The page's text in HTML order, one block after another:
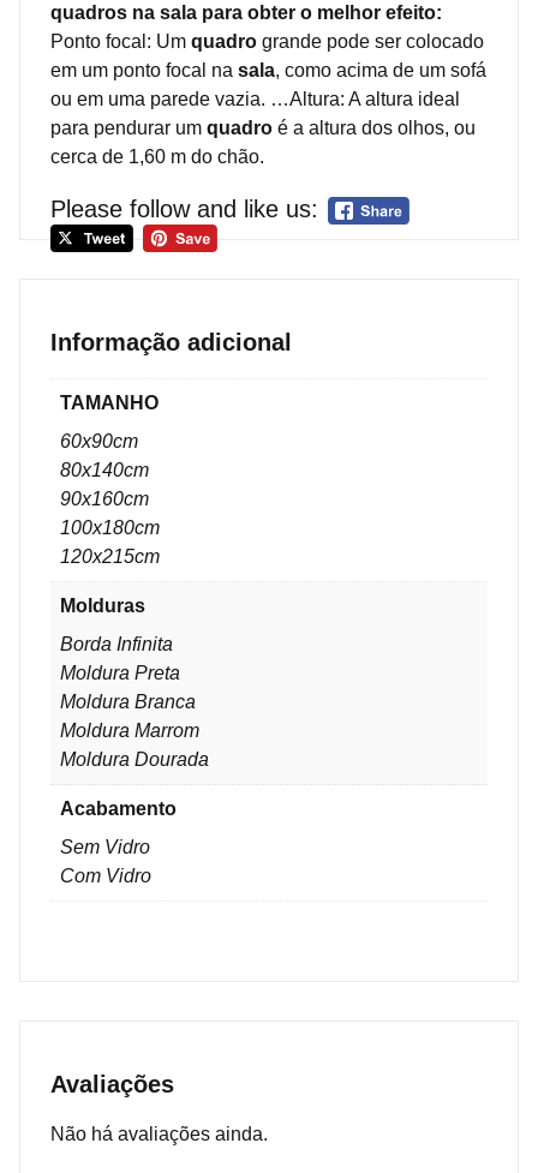
quadros na sala para obter o melhor efeito:
Ponto focal: Um quadro grande pode ser colocado
em um ponto focal na sala, como acima de um sofá
ou em uma parede vazia. …Altura: A altura ideal
para pendurar um quadro é a altura dos olhos, ou
cerca de 1,60 m do chão.
Please follow and like us:
Informação adicional
TAMANHO
60x90cm
80x140cm
90x160cm
100x180cm
120x215cm
Molduras
Borda Infinita
Moldura Preta
Moldura Branca
Moldura Marrom
Moldura Dourada
Acabamento
Sem Vidro
Com Vidro
Avaliações
Não há avaliações ainda.